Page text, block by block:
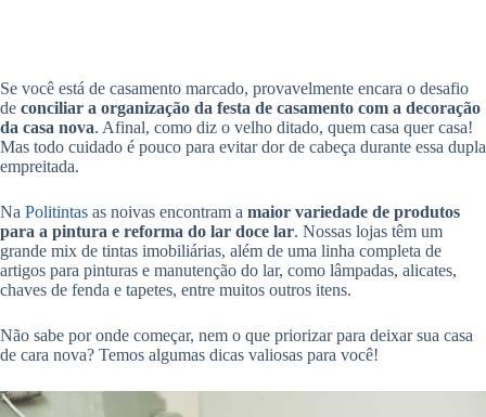
Se você está de casamento marcado, provavelmente encara o desafio
de conciliar a organização da festa de casamento com a decoração
da casa nova. Afinal, como diz o velho ditado, quem casa quer casa!
Mas todo cuidado é pouco para evitar dor de cabeça durante essa dupla
empreitada.
Na Politintas as noivas encontram a maior variedade de produtos
para a pintura e reforma do lar doce lar. Nossas lojas têm um
grande mix de tintas imobiliárias, além de uma linha completa de
artigos para pinturas e manutenção do lar, como lâmpadas, alicates,
chaves de fenda e tapetes, entre muitos outros itens.
Não sabe por onde começar, nem o que priorizar para deixar sua casa
de cara nova? Temos algumas dicas valiosas para você!